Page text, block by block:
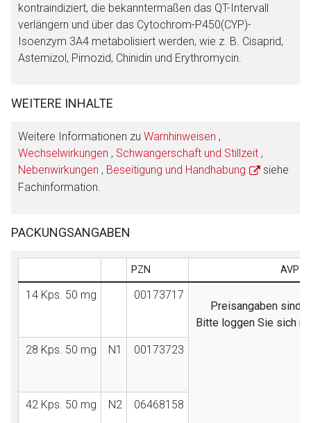
kontraindiziert, die bekanntermaßen das QT-Intervall
verlängern und über das Cytochrom-P450(CYP)-
Isoenzym 3A4 metabolisiert werden, wie z. B. Cisaprid,
Astemizol, Pimozid, Chinidin und Erythromycin.
WEITERE INHALTE
Weitere Informationen zu Warnhinweisen ,
Wechselwirkungen , Schwangerschaft und Stillzeit ,
Nebenwirkungen , Beseitigung und Handhabung
siehe
Fachinformation.
PACKUNGSANGABEN
PZN AVP
14 Kps. 50 mg
00173717
Preisangaben sind
Bitte loggen Sie sich
28 Kps. 50 mg N1 00173723
42 Kps. 50 mg N2 06468158